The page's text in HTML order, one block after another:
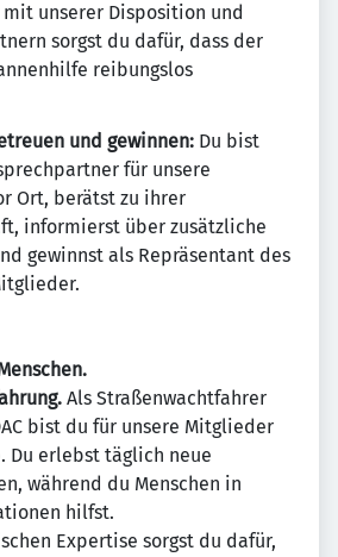
unserer Disposition und
sorgst du dafür, dass der
reibungslos
und gewinnen: Du bist
für unsere
Ort, berätst zu ihrer
informierst über zusätzliche
gewinnst als Repräsentant des
Als Straßenwachtfahrer
bist du für unsere Mitglieder
Du erlebst täglich neue
während du Menschen in
hilfst.
Expertise sorgst du dafür,